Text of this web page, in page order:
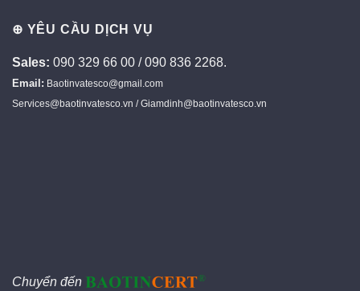
⊕ YÊU CẦU DỊCH VỤ
Sales: 090 329 66 00 / 090 836 2268.
Email: Baotinvatesco@gmail.com
Services@baotinvatesco.vn / Giamdinh@baotinvatesco.vn
Chuyển đến